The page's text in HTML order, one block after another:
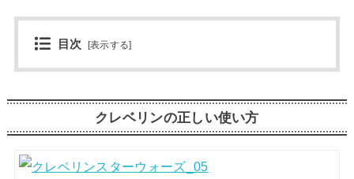
目次 [表示する]
クレベリンの正しい使い方